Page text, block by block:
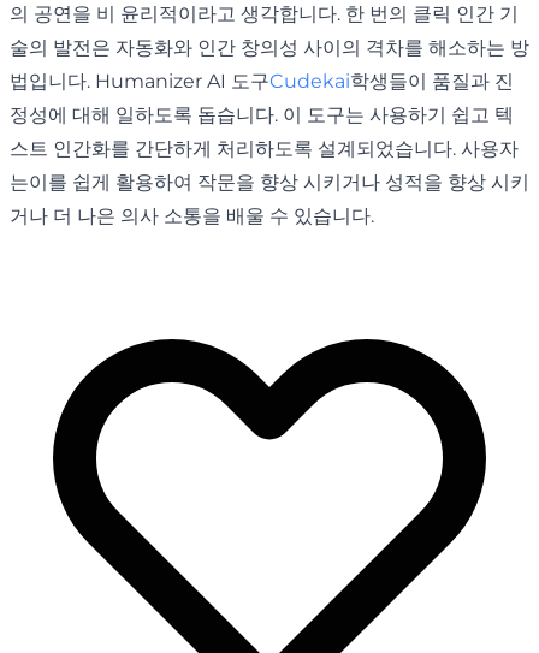
의 공연을 비 윤리적이라고 생각합니다. 한 번의 클릭 인간 기
술의 발전은 자동화와 인간 창의성 사이의 격차를 해소하는 방
법입니다. Humanizer AI 도구Cudekai학생들이 품질과 진
정성에 대해 일하도록 돕습니다. 이 도구는 사용하기 쉽고 텍
스트 인간화를 간단하게 처리하도록 설계되었습니다. 사용자
는이를 쉽게 활용하여 작문을 향상 시키거나 성적을 향상 시키
거나 더 나은 의사 소통을 배울 수 있습니다.